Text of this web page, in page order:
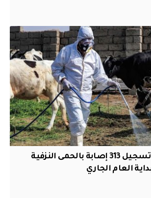
الصحة تعلن تسجيل 313 إصابة بالحمى النزفية